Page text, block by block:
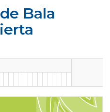
Bala